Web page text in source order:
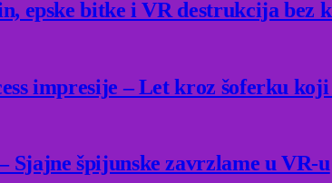
epske bitke i VR destrukcija bez
impresije – Let kroz šoferku koji
Sjajne špijunske zavrzlame u VR-u